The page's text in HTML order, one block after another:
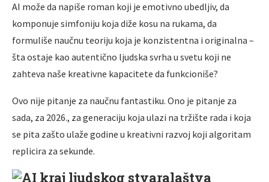
AI može da napiše roman koji je emotivno ubedljiv, da
komponuje simfoniju koja diže kosu na rukama, da
formuliše naučnu teoriju koja je konzistentna i originalna –
šta ostaje kao autentično ljudska svrha u svetu koji ne
zahteva naše kreativne kapacitete da funkcioniše?
Ovo nije pitanje za naučnu fantastiku. Ono je pitanje za
sada, za 2026., za generaciju koja ulazi na tržište rada i koja
se pita zašto ulaže godine u kreativni razvoj koji algoritam
replicira za sekunde.